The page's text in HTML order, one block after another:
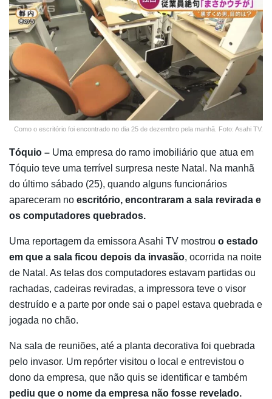
Como o escritório foi encontrado no dia 25 de dezembro pela manhã. Foto: Asahi TV.
Tóquio – Uma empresa do ramo imobiliário que atua em
Tóquio teve uma terrível surpresa neste Natal. Na manhã
do último sábado (25), quando alguns funcionários
apareceram no escritório, encontraram a sala revirada e
os computadores quebrados.
Uma reportagem da emissora Asahi TV mostrou o estado
em que a sala ficou depois da invasão, ocorrida na noite
de Natal. As telas dos computadores estavam partidas ou
rachadas, cadeiras reviradas, a impressora teve o visor
destruído e a parte por onde sai o papel estava quebrada e
jogada no chão.
Na sala de reuniões, até a planta decorativa foi quebrada
pelo invasor. Um repórter visitou o local e entrevistou o
dono da empresa, que não quis se identificar e também
pediu que o nome da empresa não fosse revelado.